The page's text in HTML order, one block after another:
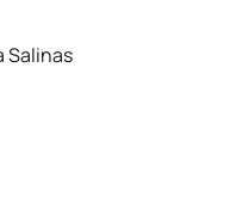
Salinas